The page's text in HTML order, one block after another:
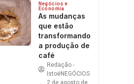
Negócios e
Economia
As mudanças
que estão
transformando
a produção de
café
Redação -
IstoéNEGÓCIOS
2 de agosto de